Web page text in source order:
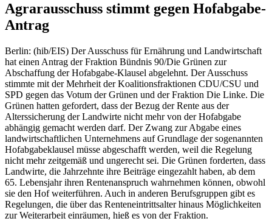
Agrarausschuss stimmt gegen Hofabgabe-
Antrag
Berlin: (hib/EIS) Der Ausschuss für Ernährung und Landwirtschaft
hat einen Antrag der Fraktion Bündnis 90/Die Grünen zur
Abschaffung der Hofabgabe-Klausel abgelehnt. Der Ausschuss
stimmte mit der Mehrheit der Koalitionsfraktionen CDU/CSU und
SPD gegen das Votum der Grünen und der Fraktion Die Linke. Die
Grünen hatten gefordert, dass der Bezug der Rente aus der
Alterssicherung der Landwirte nicht mehr von der Hofabgabe
abhängig gemacht werden darf. Der Zwang zur Abgabe eines
landwirtschaftlichen Unternehmens auf Grundlage der sogenannten
Hofabgabeklausel müsse abgeschafft werden, weil die Regelung
nicht mehr zeitgemäß und ungerecht sei. Die Grünen forderten, dass
Landwirte, die Jahrzehnte ihre Beiträge eingezahlt haben, ab dem
65. Lebensjahr ihren Rentenanspruch wahrnehmen können, obwohl
sie den Hof weiterführen. Auch in anderen Berufsgruppen gibt es
Regelungen, die über das Renteneintrittsalter hinaus Möglichkeiten
zur Weiterarbeit einräumen, hieß es von der Fraktion.